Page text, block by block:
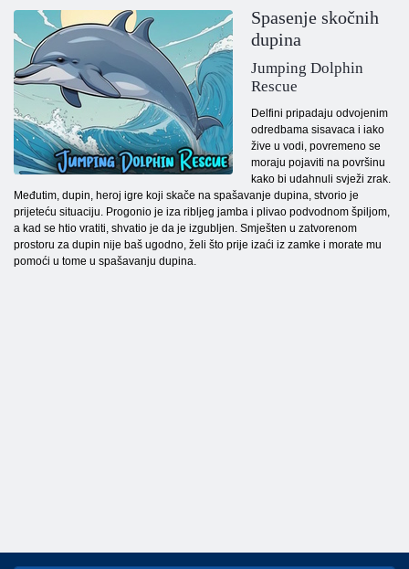
Spasenje skočnih
dupina
Jumping Dolphin
Rescue
Delfini pripadaju odvojenim
odredbama sisavaca i iako
žive u vodi, povremeno se
moraju pojaviti na površinu
kako bi udahnuli svježi zrak.
Međutim, dupin, heroj igre koji skače na spašavanje dupina, stvorio je
prijeteću situaciju. Progonio je iza ribljeg jamba i plivao podvodnom špiljom,
a kad se htio vratiti, shvatio je da je izgubljen. Smješten u zatvorenom
prostoru za dupin nije baš ugodno, želi što prije izaći iz zamke i morate mu
pomoći u tome u spašavanju dupina.